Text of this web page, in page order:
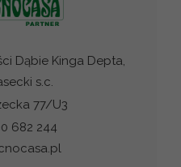
Dąbie Kinga Depta,
s.c.
77/U3
682 244